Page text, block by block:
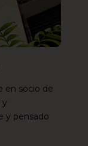
en socio de
y
y pensado